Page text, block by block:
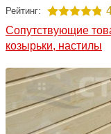
Услуги
Наши
О компании
Контакты
Рейтинг:
Сопутствующие
козырьки, настилы